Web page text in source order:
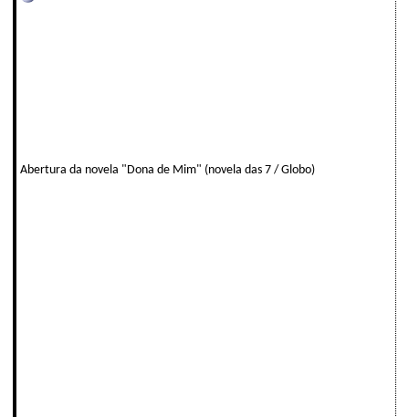
Abertura da novela "Dona de Mim" (novela das 7 / Globo)